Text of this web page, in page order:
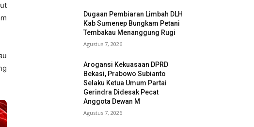
Dugaan Pembiaran Limbah DLH
Kab Sumenep Bungkam Petani
Tembakau Menanggung Rugi
Agustus 7, 2026
Arogansi Kekuasaan DPRD
Bekasi, Prabowo Subianto
Selaku Ketua Umum Partai
Gerindra Didesak Pecat
Anggota Dewan M
Agustus 7, 2026